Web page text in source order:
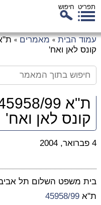
תפריט חיפוש
עמוד הבית » מאמרים »
קונס לאן ואח'
קונס לאן ואח'
4 פברואר, 2004
בית משפט השלום תל
ת"א 45958/99